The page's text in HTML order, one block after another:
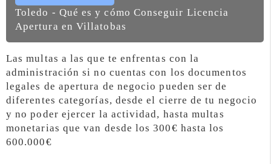
Toledo - Qué es y cómo Conseguir Licencia
Apertura en Villatobas
Las multas a las que te enfrentas con la
administración si no cuentas con los documentos
legales de apertura de negocio pueden ser de
diferentes categorías, desde el cierre de tu negocio
y no poder ejercer la actividad, hasta multas
monetarias que van desde los 300€ hasta los
600.000€